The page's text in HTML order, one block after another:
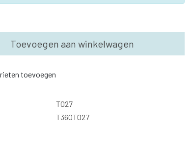
Toevoegen aan winkelwagen
toevoegen
T027
T360T027